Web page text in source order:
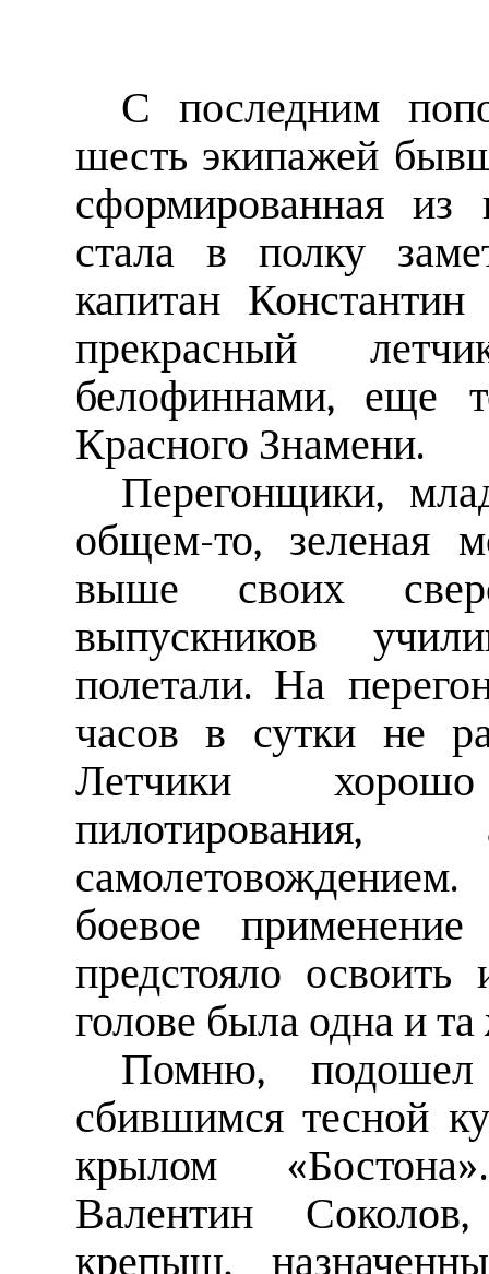
С последним
шесть экипажей
сформированная из
стала в полку
капитан
прекрасный
белофиннами, еще
Красного Знамени.
Перегонщики,
общем-то, зеленая
выше своих
выпускников
полетали. На
часов в сутки не
Летчики
боевое
предстояло
голове была одна и
Помню,
сбившимся тесной
крылом
Валентин
крепыш,